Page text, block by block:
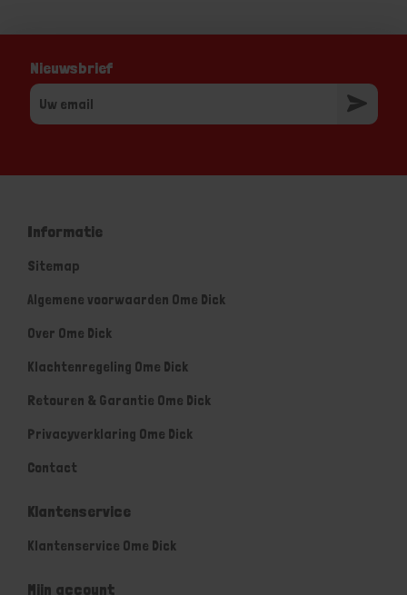
Nieuwsbrief
Informatie
Sitemap
Algemene voorwaarden Ome Dick
Over Ome Dick
Klachtenregeling Ome Dick
Retouren & Garantie Ome Dick
Privacyverklaring Ome Dick
Contact
Klantenservice
Klantenservice Ome Dick
Mijn account